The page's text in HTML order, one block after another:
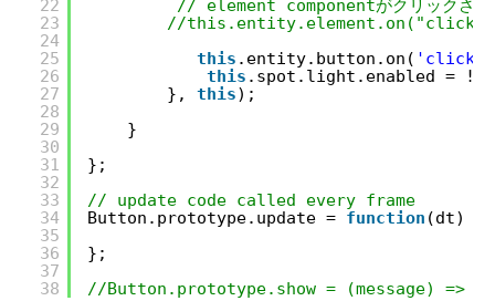
22
23
24
25
26
27
28
29
30
31
32
33
34
35
36
37
38
// element componentがクリックさ
//this.entity.element.on("click",
this .entity.button.on( 'click'
this .spot.light.enabled = !
}, this);
}
};
// update code called every frame
Button.prototype.update = function (dt) {
};
//Button.prototype.show = (message) =>